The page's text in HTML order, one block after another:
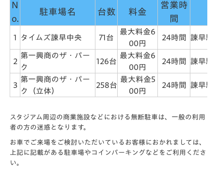
N
o.
駐車場名 台数 料金
営業時
間
1 タイムズ諫早中央 71台
最大料金6
00円
24時間 諫早駅
2
第一興商のザ・パー
ク
126台
最大料金6
00円
24時間 諫早駅
3
第一興商のザ・パー
ク（立体）
258台
最大料金5
00円
24時間 諫早駅
スタジアム周辺の商業施設などにおける無断駐車は、一般の利用
者の方の迷惑となります。
お車でご来場をご検討いただいているお客様におかれましては、
上記に記載がある駐車場やコインパーキングなどをご利用くださ
い。